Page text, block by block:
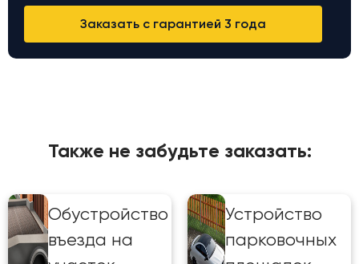
Заказать с гарантией 3 года
Также не забудьте заказать:
Обустройство
въезда на
Устройство
парковочных